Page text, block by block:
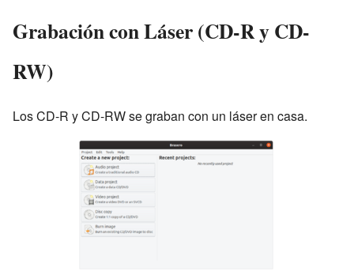
Grabación con Láser (CD-R y CD-
RW)
Los CD-R y CD-RW se graban con un láser en casa.